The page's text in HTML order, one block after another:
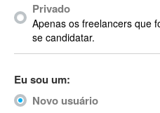
ACT
Actian
Actimize
ActionScript 3
Active Directory
Privado
Apenas os freelancers que
se candidatar.
Eu sou um:
Novo usuário